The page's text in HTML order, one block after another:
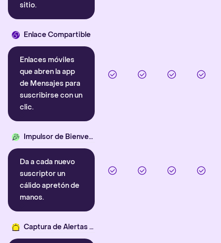
sitio.
Enlace Compartible
Enlaces móviles
que abren la app
de Mensajes para
suscribirse con un
clic.
Impulsor de Bienvenida
Da a cada nuevo
suscriptor un
cálido apretón de
manos.
Captura de Alertas Inteligentes